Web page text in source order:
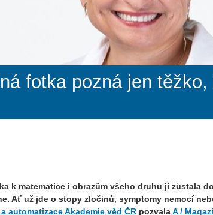
fotka pozná jen
k matematice i obrazům všeho druhu jí zůstala
Ať už jde o stopy zločinů, symptomy nemocí
automatizace Akademie věd ČR pozvalaA /